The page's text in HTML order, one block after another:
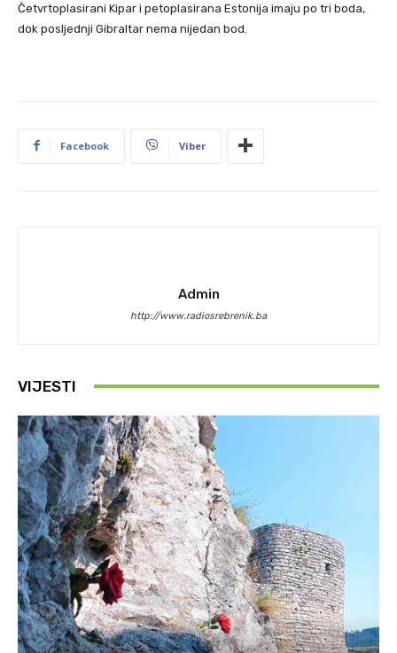
Četvrtoplasirani Kipar i petoplasirana Estonija imaju po tri boda,
dok posljednji Gibraltar nema nijedan bod.
Facebook Viber
Admin
http://www.radiosrebrenik.ba
VIJESTI